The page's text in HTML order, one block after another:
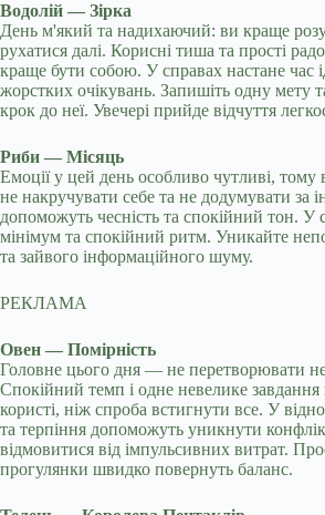
Водолій — Зірка
День м'який та надихаючий: ви краще
рухатися далі. Корисні тиша та прості
краще бути собою. У справах настане час
жорстких очікувань. Запишіть одну мету
крок до неї. Увечері прийде відчуття
Риби — Місяць
Емоції у цей день особливо чутливі, тому
не накручувати себе та не додумувати за
допоможуть чесність та спокійний тон. У
мінімум та спокійний ритм. Уникайте
та зайвого інформаційного шуму.
РЕКЛАМА
Овен — Помірність
Головне цього дня — не перетворювати
Спокійний темп і одне невелике завдання
користі, ніж спроба встигнути все. У
та терпіння допоможуть уникнути
відмовитися від імпульсивних витрат.
прогулянки швидко повернуть баланс.